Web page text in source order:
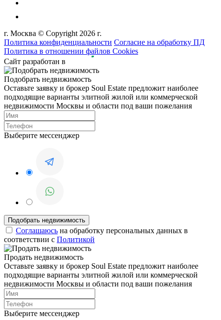
г. Москва © Copyright 2026 г.
Политика конфиденциальности Согласие на обработку ПД
Политика в отношении файлов Cookies
Сайт разработан в
Подобрать недвижимость
Оставьте заявку и брокер Soul Estate предложит наиболее
подходящие варианты элитной жилой или коммерческой
недвижимости Москвы и области под ваши пожелания
Выберите мессенджер
Соглашаюсь на обработку персональных данных в
соответствии с Политикой
Продать недвижимость
Оставьте заявку и брокер Soul Estate предложит наиболее
подходящие варианты элитной жилой или коммерческой
недвижимости Москвы и области под ваши пожелания
Выберите мессенджер